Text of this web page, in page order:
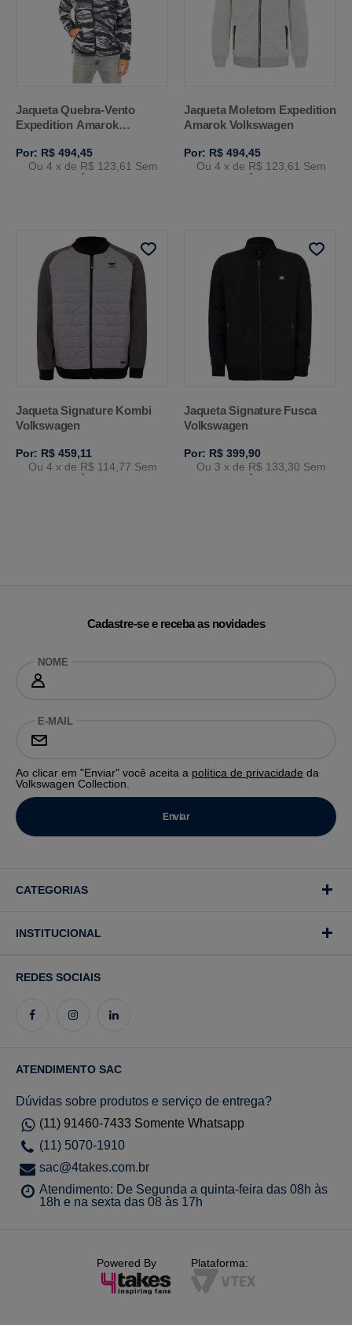
Jaqueta Quebra-Vento
Expedition Amarok
Por: R$ 494,45
Ou 4 x de R$ 123,61 Sem
Juros
Jaqueta Moletom Expedition
Amarok Volkswagen
Por: R$ 494,45
Ou 4 x de R$ 123,61 Sem
Juros
Jaqueta Signature Kombi
Volkswagen
Por: R$ 459,11
Ou 4 x de R$ 114,77 Sem
Juros
Jaqueta Signature Fusca
Volkswagen
Por: R$ 399,90
Ou 3 x de R$ 133,30 Sem
Juros
Cadastre-se e receba as novidades
NOME
E-MAIL
Ao clicar em "Enviar" você aceita a política de privacidade da
Volkswagen Collection.
CATEGORIAS
INSTITUCIONAL
REDES SOCIAIS
ATENDIMENTO SAC
Dúvidas sobre produtos e serviço de entrega?
(11) 91460-7433 Somente Whatsapp
(11) 5070-1910
sac@4takes.com.br
Atendimento: De Segunda a quinta-feira das 08h às
18h e na sexta das 08 às 17h
Powered By Plataforma: